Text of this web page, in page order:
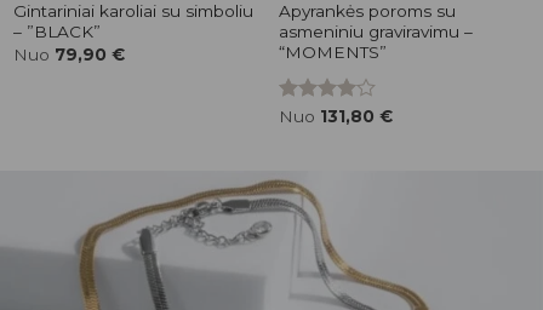
Gintariniai karoliai su simboliu
– ”BLACK”
Nuo 79,90 €
Apyrankės poroms su
asmeniniu graviravimu –
“MOMENTS”
Įvertinimas:
Nuo 131,80 €